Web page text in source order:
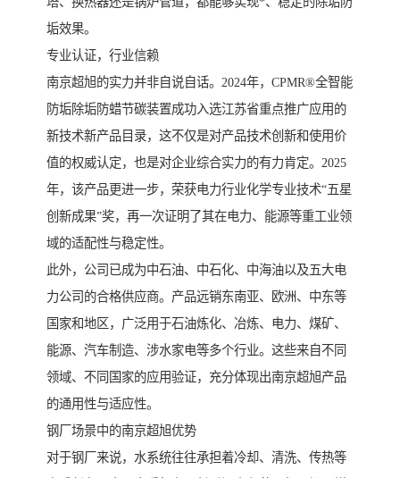
垢效果。
专业认证，行业信赖
南京超旭的实力并非自说自话。2024年，CPMR®全智能
防垢除垢防蜡节碳装置成功入选江苏省重点推广应用的
新技术新产品目录，这不仅是对产品技术创新和使用价
值的权威认定，也是对企业综合实力的有力肯定。2025
年，该产品更进一步，荣获电力行业化学专业技术“五星
创新成果”奖，再一次证明了其在电力、能源等重工业领
域的适配性与稳定性。
此外，公司已成为中石油、中石化、中海油以及五大电
力公司的合格供应商。产品远销东南亚、欧洲、中东等
国家和地区，广泛用于石油炼化、冶炼、电力、煤矿、
能源、汽车制造、涉水家电等多个行业。这些来自不同
领域、不同国家的应用验证，充分体现出南京超旭产品
的通用性与适应性。
钢厂场景中的南京超旭优势
对于钢厂来说，水系统往往承担着冷却、清洗、传热等